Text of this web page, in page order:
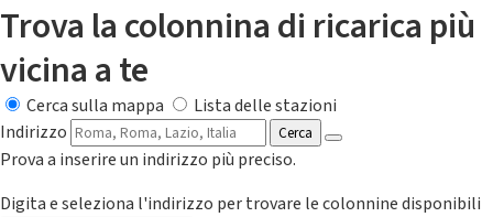
Trova la colonnina di ricarica più
vicina a te
Cerca sulla mappa
Lista delle stazioni
Indirizzo
Cerca
Prova a inserire un indirizzo più preciso.
Digita e seleziona l'indirizzo per trovare le colonnine disponibili